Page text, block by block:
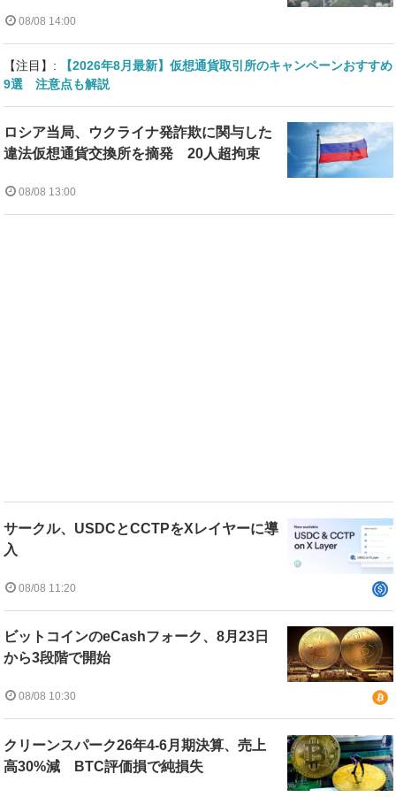
08/08 14:00
【注目】:
【2026年8月最新】仮想通貨取引所のキャンペーンおすすめ
9選 注意点も解説
ロシア当局、ウクライナ発詐欺に関与した
違法仮想通貨交換所を摘発 20人超拘束
08/08 13:00
サークル、USDCとCCTPをXレイヤーに導
入
08/08 11:20
ビットコインのeCashフォーク、8月23日
から3段階で開始
08/08 10:30
クリーンスパーク26年4-6月期決算、売上
高30%減 BTC評価損で純損失